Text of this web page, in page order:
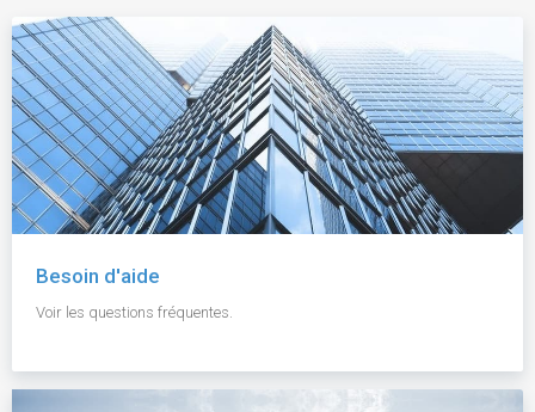
Besoin d'aide
Voir les questions fréquentes.